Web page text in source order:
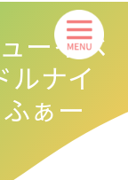
ーイベ
ルナイ
ぁー